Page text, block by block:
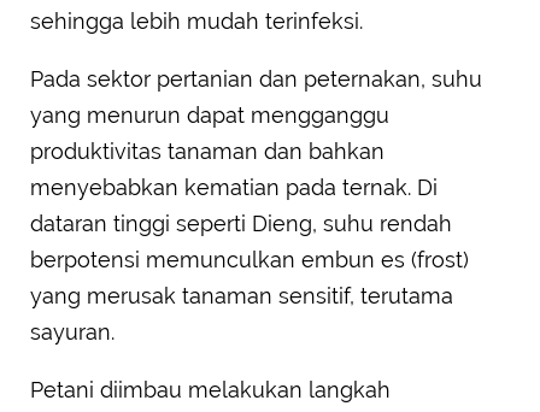
sehingga lebih mudah terinfeksi.
Pada sektor pertanian dan peternakan, suhu
yang menurun dapat mengganggu
produktivitas tanaman dan bahkan
menyebabkan kematian pada ternak. Di
dataran tinggi seperti Dieng, suhu rendah
berpotensi memunculkan embun es (frost)
yang merusak tanaman sensitif, terutama
sayuran.
Petani diimbau melakukan langkah